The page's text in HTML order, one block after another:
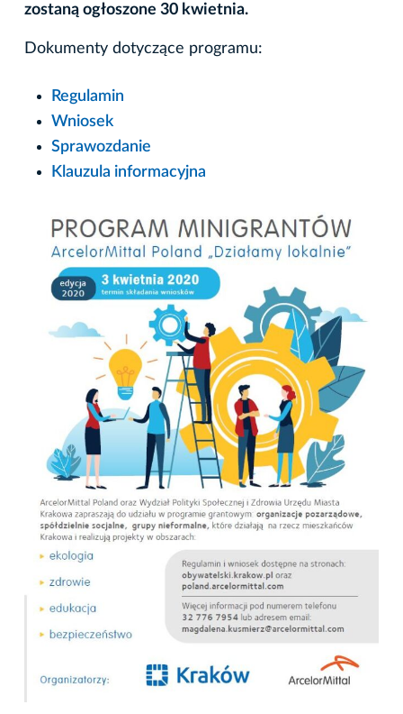
zostaną ogłoszone 30 kwietnia.
Dokumenty dotyczące programu:
Regulamin
Wniosek
Sprawozdanie
Klauzula informacyjna